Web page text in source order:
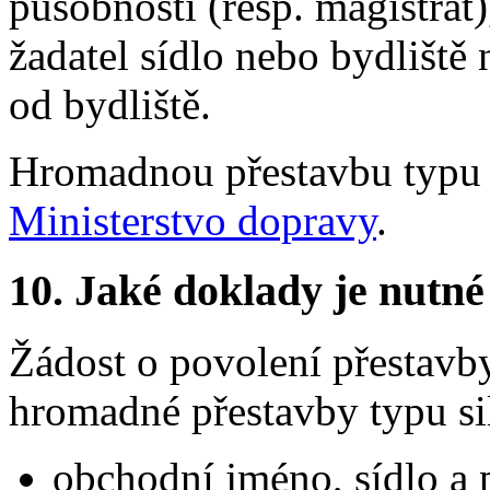
žadatel sídlo nebo
od bydliště.
Hromadnou přestavbu
Ministerstvo dopravy.
10. Jaké doklady je
Žádost o povolení
hromadné přestavby typu
obchodní jméno, sídlo a